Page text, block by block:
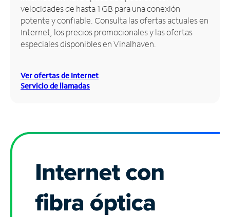
cuenta
Encuentra
una
tienda
velocidades de hasta 1 GB para una conexión
potente y confiable. Consulta las ofertas actuales en
Internet, los precios promocionales y las ofertas
especiales disponibles en Vinalhaven.
Ver ofertas de Internet
Servicio de llamadas